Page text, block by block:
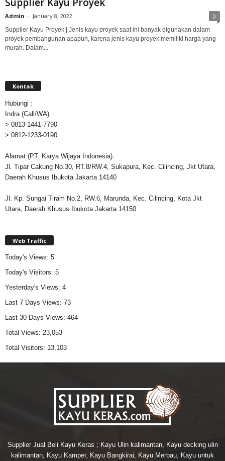
Admin - January 8, 2022 0
Supplier Kayu Proyek | Jenis kayu proyek saat ini banyak digunakan dalam
proyek pembangunan apapun, karena jenis kayu proyek memiliki harga yang
murah. Dalam...
Kontak
Hubungi :
Indra (Call/WA)
> 0813-1441-7790
> 0812-1233-0190
Alamat (PT. Karya Wijaya Indonesia):
Jl. Tipar Cakung No.30, RT.8/RW.4, Sukapura, Kec. Cilincing, Jkt Utara,
Daerah Khusus Ibukota Jakarta 14140
Jl. Kp. Sungai Tiram No.2, RW.6, Marunda, Kec. Cilincing, Kota Jkt
Utara, Daerah Khusus Ibukota Jakarta 14150
Web Traffic
Today's Views: 5
Today's Visitors: 5
Yesterday's Views: 4
Last 7 Days Views: 73
Last 30 Days Views: 464
Total Views: 23,053
Total Visitors: 13,103
Supplier Jual Beli Kayu Keras ; Kayu Ulin kalimantan, Kayu decking ulin
kalimantan, Kayu Kamper, Kayu Bangkirai, Kayu Merbau, Kayu untuk